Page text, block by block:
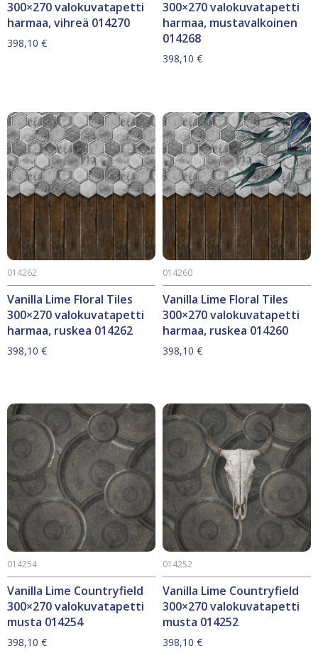
300×270 valokuvatapetti
harmaa, vihreä 014270
398,10 €
300×270 valokuvatapetti
harmaa, mustavalkoinen
014268
398,10 €
Vanilla Lime Floral Tiles
300×270 valokuvatapetti
harmaa, ruskea 014262
014262
398,10 €
Vanilla Lime Floral Tiles
300×270 valokuvatapetti
harmaa, ruskea 014260
014260
398,10 €
Vanilla Lime Countryfield
300×270 valokuvatapetti
musta 014254
014254
398,10 €
Vanilla Lime Countryfield
300×270 valokuvatapetti
musta 014252
014252
398,10 €